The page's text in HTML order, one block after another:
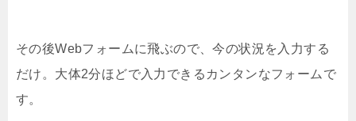
その後Webフォームに飛ぶので、今の状況を入力する
だけ。大体2分ほどで入力できるカンタンなフォームで
す。